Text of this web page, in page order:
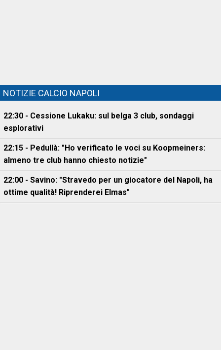
NOTIZIE CALCIO NAPOLI
22:30 - Cessione Lukaku: sul belga 3 club, sondaggi
esplorativi
22:15 - Pedullà: "Ho verificato le voci su Koopmeiners:
almeno tre club hanno chiesto notizie"
22:00 - Savino: "Stravedo per un giocatore del Napoli, ha
ottime qualità! Riprenderei Elmas"